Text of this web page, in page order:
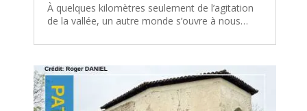
À quelques kilomètres seulement de l’agitation
de la vallée, un autre monde s’ouvre à nous…